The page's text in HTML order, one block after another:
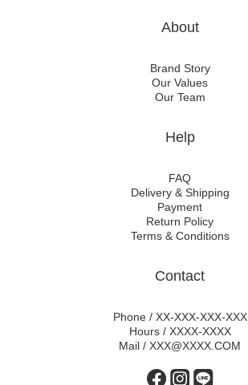
About
Brand Story
Our Values
Our Team
Help
FAQ
Delivery & Shipping
Payment
Return Policy
Terms & Conditions
Contact
Phone / XX-XXX-XXX-XXX
Hours / XXXX-XXXX
Mail / XXX@XXXX.COM